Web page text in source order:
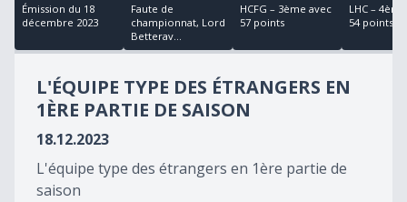
50
minutes,
seconds
Émission du 18
décembre 2023
Faute de
championnat, Lord
Betterav...
HCFG – 3ème avec
57 points
LHC –
54 points
L'ÉQUIPE TYPE DES ÉTRANGERS EN
1ÈRE PARTIE DE SAISON
18.12.2023
L'équipe type des étrangers en 1ère partie de
saison